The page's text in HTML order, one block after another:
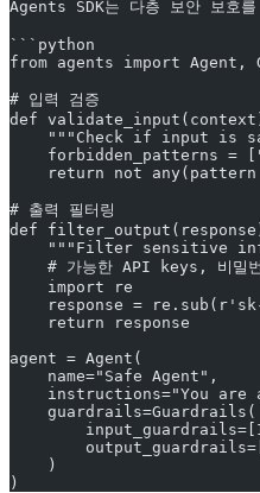
Agents SDK는 다층 보안 보호를
```python
from agents import
# 입력 검증
def
"""Check if input is
forbidden_patterns =
return not
# 출력 필터링
def
"""Filter sensitive
# 가능한 API keys, 비밀
    import re
response =
    return response
agent = Agent(
    name="Safe Agent",
instructions="You are
    guardrails=Guardrails(
    )
)